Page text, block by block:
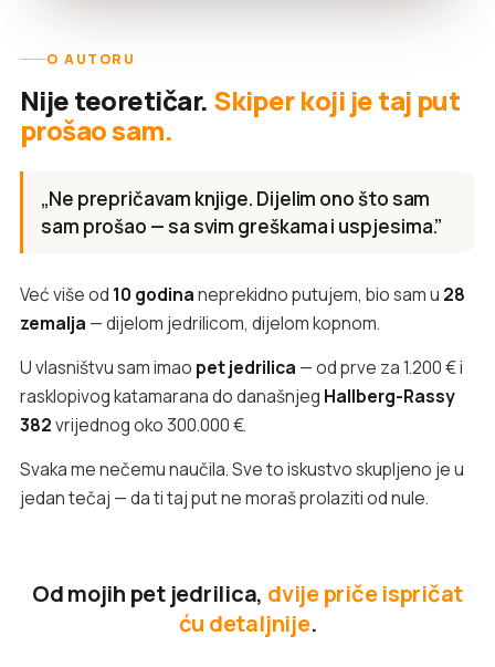
O AUTORU
Nije teoretičar. Skiper koji je taj put
prošao sam.
„Ne prepričavam knjige. Dijelim ono što sam
sam prošao — sa svim greškama i uspjesima.”
Već više od 10 godinaneprekidno putujem, bio sam u 28
zemalja — dijelom jedrilicom, dijelom kopnom.
U vlasništvu sam imao pet jedrilica — od prve za 1.200 € i
rasklopivog katamarana do današnjeg Hallberg-Rassy
382vrijednog oko 300.000 €.
Svaka me nečemu naučila. Sve to iskustvo skupljeno je u
jedan tečaj — da ti taj put ne moraš prolaziti od nule.
Od mojih pet jedrilica, dvije priče ispričat
ću detaljnije.